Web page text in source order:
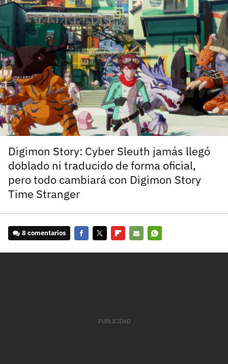
Digimon Story: Cyber Sleuth jamás llegó
doblado ni traducido de forma oficial,
pero todo cambiará con Digimon Story
Time Stranger
8 comentarios
¿Todavía no tienes cuenta?
Regístrate gratis
El inicio de sesión con Facebook ya no está
disponible, pero puedes seguir usando tu cuenta
de 3DJuegos:
Recupera tu acceso con Facebook
carácter inicial), pero no mayúsculas, espacios, tildes
o caracteres especiales.
He leído y acepto la
politica de privacidad y
de participación
Registrarse en 3DJuegos
Entra con Google
¿Ya tienes cuenta?